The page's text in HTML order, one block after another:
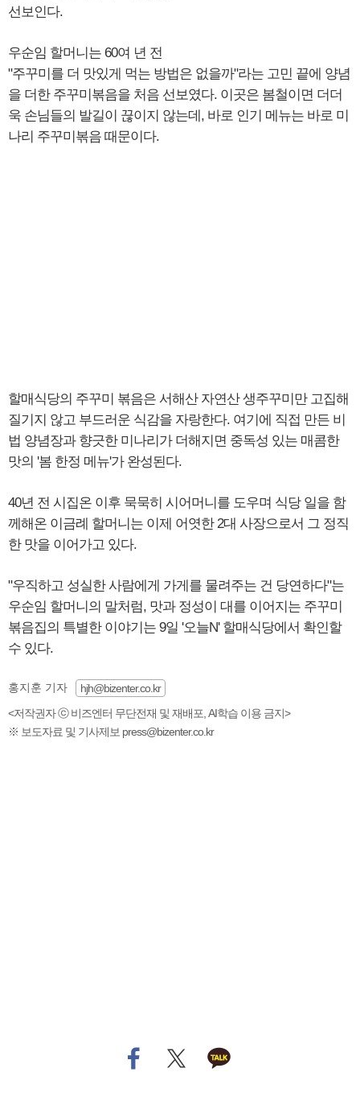
선보인다.
우순임 할머니는 60여 년 전
"주꾸미를 더 맛있게 먹는 방법은 없을까"라는 고민 끝에 양념
을 더한 주꾸미볶음을 처음 선보였다. 이곳은 봄철이면 더더
욱 손님들의 발길이 끊이지 않는데, 바로 인기 메뉴는 바로 미
나리 주꾸미볶음 때문이다.
할매식당의 주꾸미 볶음은 서해산 자연산 생주꾸미만 고집해
질기지 않고 부드러운 식감을 자랑한다. 여기에 직접 만든 비
법 양념장과 향긋한 미나리가 더해지면 중독성 있는 매콤한
맛의 '봄 한정 메뉴'가 완성된다.
40년 전 시집온 이후 묵묵히 시어머니를 도우며 식당 일을 함
께해온 이금례 할머니는 이제 어엿한 2대 사장으로서 그 정직
한 맛을 이어가고 있다.
"우직하고 성실한 사람에게 가게를 물려주는 건 당연하다"는
우순임 할머니의 말처럼, 맛과 정성이 대를 이어지는 주꾸미
볶음집의 특별한 이야기는 9일 '오늘N' 할매식당에서 확인할
수 있다.
홍지훈 기자
hjh@bizenter.co.kr
<저작권자 ⓒ 비즈엔터 무단전재 및 재배포, AI학습 이용 금지>
※ 보도자료 및 기사제보 press@bizenter.co.kr